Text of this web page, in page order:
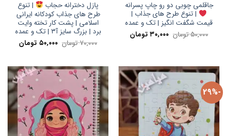
جاقلمی چوبی دو رو چاپ پسرانه
| تنوع طرح های جذاب |
قیمت شگفت انگیز | تک و عمده
۵۰,۰۰۰تومان قیمت
اصلی:
۳۰,۰۰۰ تومان
پازل دخترانه حجاب
| تنوع
طرح های جذاب کودکانه ایرانی
اسلامی | پشت کار تخته وایت
برد | بزرگ سایز آ۳ | تک و عمده
۷۰,۰۰۰تومان قیمت
اصلی:
۵۰,۰۰۰ تومان
-29%